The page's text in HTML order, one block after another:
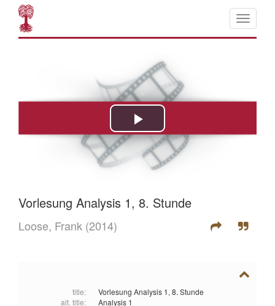
Vorlesung Analysis 1, 8. Stunde
Loose, Frank (2014)
title:
Vorlesung Analysis 1, 8. Stunde
alt. title:
Analysis 1